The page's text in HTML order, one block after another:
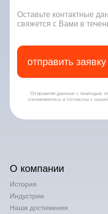
Оставьте контактные
свяжется с Вами в
Отправляя данные с помощью
ознакомились и согласны с
отправить заявку
О компании
История
Индустрии
Наши достижения